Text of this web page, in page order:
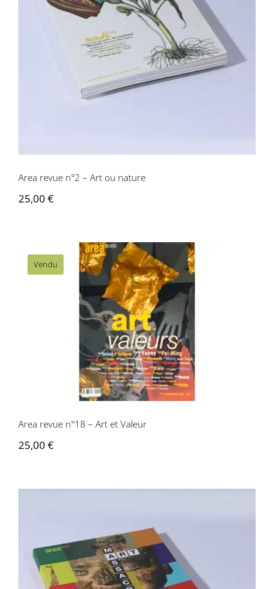
Area revue n°2 – Art ou nature
Area revue n°2 – Art ou nature
25,00 €
Vendu
Area revue n°18 – Art et Valeur
Area revue n°18 – Art et Valeur
25,00 €